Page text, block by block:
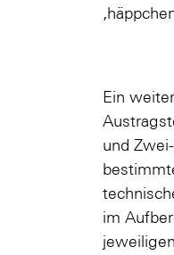
Ein
und
im